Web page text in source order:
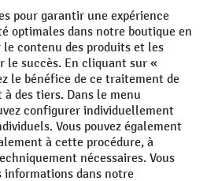
Mentions légales
Politique de cookies
costsand possible delivery charges,
épuisement des stocks. La remise ne
Il n'est pas possible de le combiner